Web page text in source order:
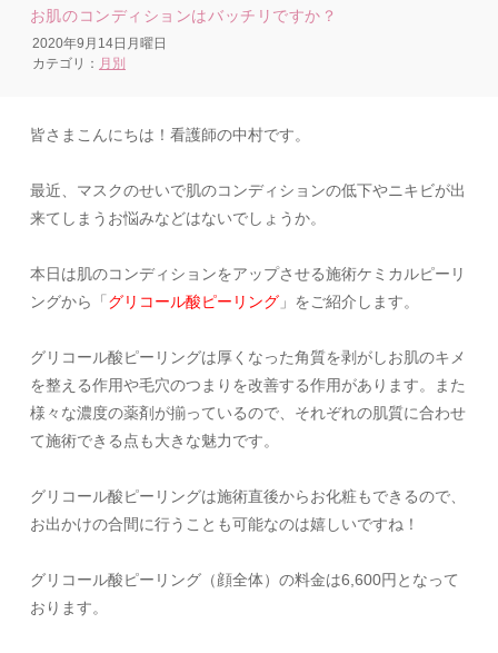
お肌のコンディションはバッチリですか？
2020年9月14日月曜日
カテゴリ： 月別
皆さまこんにちは！看護師の中村です。
最近、マスクのせいで肌のコンディションの低下やニキビが出
来てしまうお悩みなどはないでしょうか。
本日は肌のコンディションをアップさせる施術ケミカルピーリ
ングから「 グリコール酸ピーリング」をご紹介します。
グリコール酸ピーリングは厚くなった角質を剥がしお肌のキメ
を整える作用や毛穴のつまりを改善する作用があります。また
様々な濃度の薬剤が揃っているので、それぞれの肌質に合わせ
て施術できる点も大きな魅力です。
グリコール酸ピーリングは施術直後からお化粧もできるので、
お出かけの合間に行うことも可能なのは嬉しいですね！
グリコール酸ピーリング（顔全体）の料金は6,600円となって
おります。